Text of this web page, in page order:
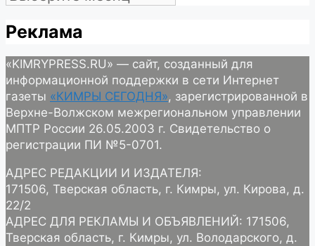
Реклама
«KIMRYPRESS.RU» — сайт, созданный для
информационной поддержки в сети Интернет
газеты «КИМРЫ СЕГОДНЯ», зарегистрированной в
Верхне-Волжском межрегиональном управлении
МПТР России 26.05.2003 г. Свидетельство о
регистрации ПИ №5-0701.
АДРЕС РЕДАКЦИИ И ИЗДАТЕЛЯ:
171506, Тверская область, г. Кимры, ул. Кирова, д.
22/2
АДРЕС ДЛЯ РЕКЛАМЫ И ОБЪЯВЛЕНИЙ: 171506,
Тверская область, г. Кимры, ул. Володарского, д.